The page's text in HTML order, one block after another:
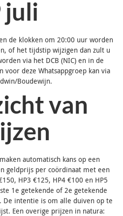
juli
de klokken om 20:00 uur worden
of het tijdstip wijzigen dan zult u
via het DCB (NIC) en in de
voor deze Whatsappgroep kan via
Boudewijn.
van
automatisch kans op een
geldprijs per coördinaat met een
HP3 €125, HP4 €100 en HP5
1e getekende of 2e getekende
De intentie is om alle duiven op te
Een overige prijzen in natura: